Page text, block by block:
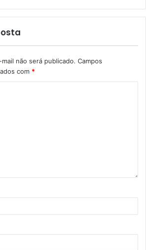
não será publicado. Campos
com *